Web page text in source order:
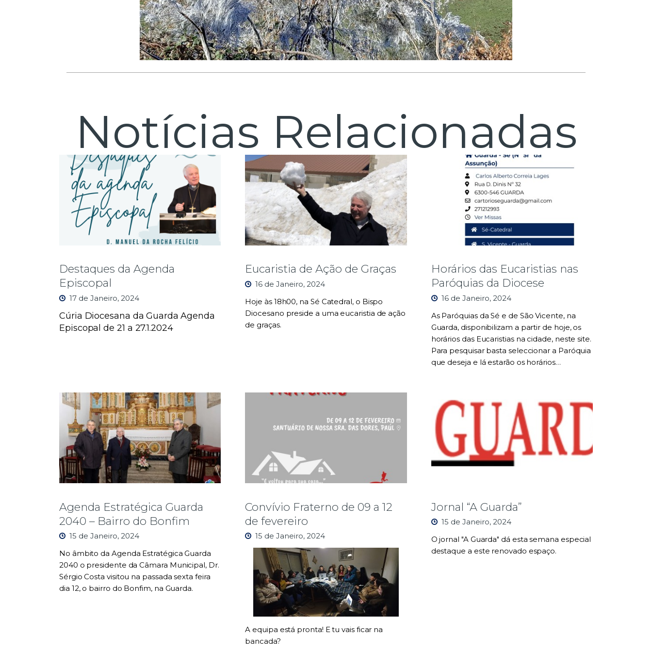
Notícias Relacionadas
Destaques da Agenda
Episcopal
17 de Janeiro, 2024
Cúria Diocesana da Guarda Agenda
Episcopal de 21 a 27.1.2024
Eucaristia de Ação de Graças
16 de Janeiro, 2024
Hoje às 18h00, na Sé Catedral, o Bispo
Diocesano preside a uma eucaristia de ação
de graças.
Horários das Eucaristias nas
Paróquias da Diocese
16 de Janeiro, 2024
As Paróquias da Sé e de São Vicente, na
Guarda, disponibilizam a partir de hoje, os
horários das Eucaristias na cidade, neste site.
Para pesquisar basta seleccionar a Paróquia
que deseja e lá estarão os horários…
Agenda Estratégica Guarda
2040 – Bairro do Bonfim
15 de Janeiro, 2024
No âmbito da Agenda Estratégica Guarda
2040 o presidente da Câmara Municipal, Dr.
Sérgio Costa visitou na passada sexta feira
dia 12, o bairro do Bonfim, na Guarda.
Convívio Fraterno de 09 a 12
de fevereiro
15 de Janeiro, 2024
A equipa está pronta! E tu vais ficar na
bancada?
Jornal “A Guarda”
15 de Janeiro, 2024
O jornal "A Guarda" dá esta semana especial
destaque a este renovado espaço.